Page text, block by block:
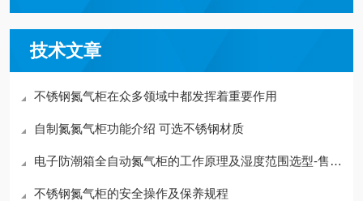
技术文章
不锈钢氮气柜在众多领域中都发挥着重要作用
自制氮氮气柜功能介绍 可选不锈钢材质
电子防潮箱全自动氮气柜的工作原理及湿度范围选型-售后保证
不锈钢氮气柜的安全操作及保养规程